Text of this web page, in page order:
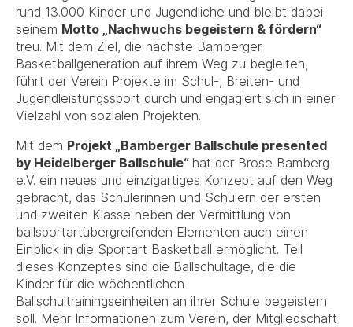
rund 13.000 Kinder und Jugendliche und bleibt dabei
seinem Motto „Nachwuchs begeistern & fördern“
treu. Mit dem Ziel, die nächste Bamberger
Basketballgeneration auf ihrem Weg zu begleiten,
führt der Verein Projekte im Schul-, Breiten- und
Jugendleistungssport durch und engagiert sich in einer
Vielzahl von sozialen Projekten.
Mit dem Projekt „Bamberger Ballschule presented
by Heidelberger Ballschule“ hat der Brose Bamberg
e.V. ein neues und einzigartiges Konzept auf den Weg
gebracht, das Schülerinnen und Schülern der ersten
und zweiten Klasse neben der Vermittlung von
ballsportartübergreifenden Elementen auch einen
Einblick in die Sportart Basketball ermöglicht. Teil
dieses Konzeptes sind die Ballschultage, die die
Kinder für die wöchentlichen
Ballschultrainingseinheiten an ihrer Schule begeistern
soll. Mehr Informationen zum Verein, der Mitgliedschaft